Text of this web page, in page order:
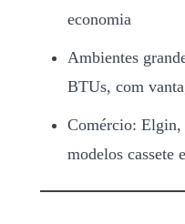
economia
Ambientes
BTUs, com
Comércio:
modelos cassete